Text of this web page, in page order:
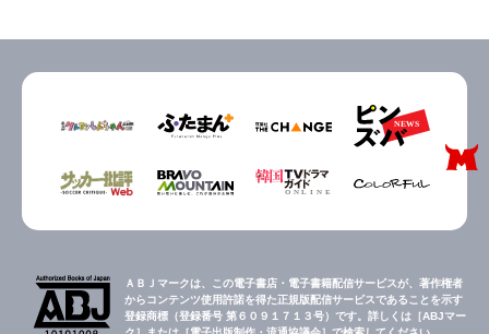
ＡＢＪマークは、この電子書店・電子書籍配信サービスが、著作権者
からコンテンツ使用許諾を得た正規版配信サービスであることを示す
登録商標（登録番号 第６０９１７１３号）です。詳しくは［ABJマー